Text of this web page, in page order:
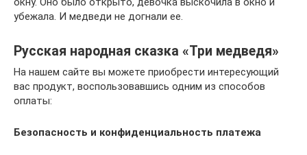
убежала. И медведи не догнали ее.
Русская народная сказка «​Три медведя»
На нашем сайте вы можете приобрести интересующий
вас продукт, воспользовавшись одним из способов
оплаты:
Безопасность и конфиденциальность платежа